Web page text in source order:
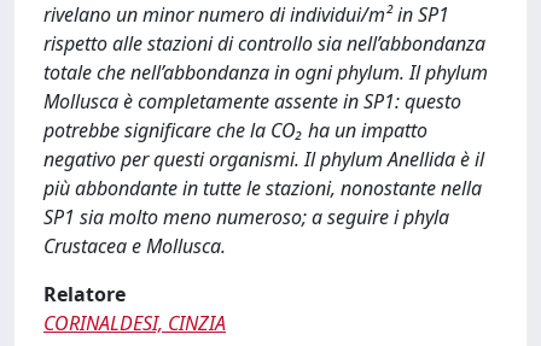
rivelano un minor numero di individui/m² in SP1
rispetto alle stazioni di controllo sia nell’abbondanza
totale che nell’abbondanza in ogni phylum. Il phylum
Mollusca è completamente assente in SP1: questo
potrebbe significare che la CO₂ ha un impatto
negativo per questi organismi. Il phylum Anellida è il
più abbondante in tutte le stazioni, nonostante nella
SP1 sia molto meno numeroso; a seguire i phyla
Crustacea e Mollusca.
Relatore
CORINALDESI, CINZIA